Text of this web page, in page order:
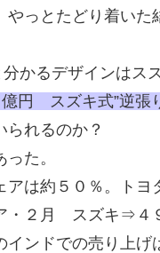
やっとたどり着い
かるデザインはス
円 スズキ式”逆張
れるのか？
た。
は約５０％。トヨ
ア・２月 スズキ⇒
ンドでの売り上げ